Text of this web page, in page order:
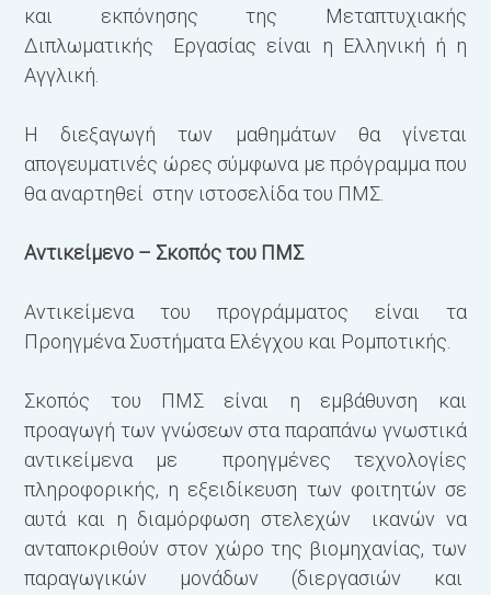
και εκπόνησης της Μεταπτυχιακής
Διπλωματικής Εργασίας είναι η Ελληνική ή η
Αγγλική.
Η διεξαγωγή των μαθημάτων θα γίνεται
απογευματινές ώρες σύμφωνα με πρόγραμμα που
θα αναρτηθεί στην ιστοσελίδα του ΠΜΣ.
Αντικείμενο – Σκοπός του ΠΜΣ
Αντικείμενα του προγράμματος είναι τα
Προηγμένα Συστήματα Ελέγχου και Ρομποτικής.
Σκοπός του ΠΜΣ είναι η εμβάθυνση και
προαγωγή των γνώσεων στα παραπάνω γνωστικά
αντικείμενα με προηγμένες τεχνολογίες
πληροφορικής, η εξειδίκευση των φοιτητών σε
αυτά και η διαμόρφωση στελεχών ικανών να
ανταποκριθούν στον χώρο της βιομηχανίας, των
παραγωγικών μονάδων (διεργασιών και